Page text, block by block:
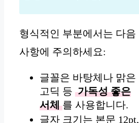
형식적인 부분에서는 다음
사항에 주의하세요:
글꼴은 바탕체나 맑은
고딕 등 가독성 좋은
서체 를 사용합니다.
글자 크기는 본문 12pt,